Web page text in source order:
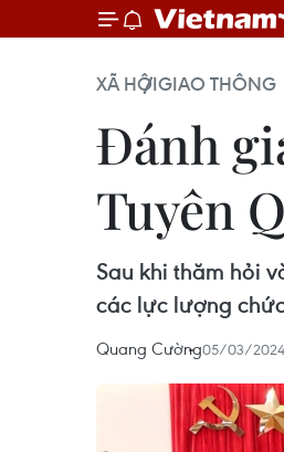
XÃ HỘIGIAO THÔNG
Đánh
Tuyên
Sau khi thăm hỏi
các lực lượng
Quang Cường05/03/2024